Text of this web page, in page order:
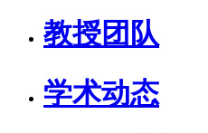
教授团队
学术动态